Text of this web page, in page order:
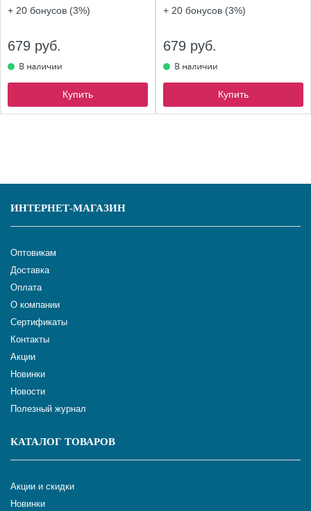
+ 20 бонусов (3%)
679 руб.
Купить
+ 20 бонусов (3%)
679 руб.
Купить
ИНТЕРНЕТ-МАГАЗИН
Оптовикам
Доставка
Оплата
О компании
Сертификаты
Контакты
Акции
Новинки
Новости
Полезный журнал
КАТАЛОГ ТОВАРОВ
Акции и скидки
Новинки